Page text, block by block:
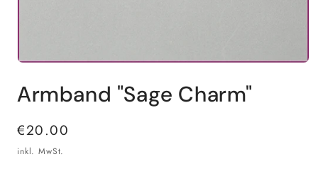
in
Modal
Armband "Sage Charm"
Normaler
Preis
€20.00
inkl. MwSt.